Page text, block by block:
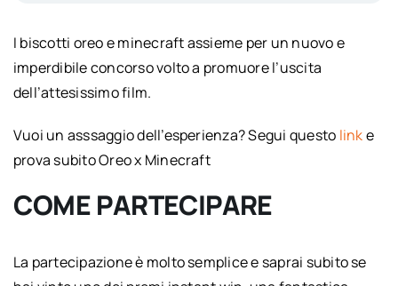
I biscotti oreo e minecraft assieme per un nuovo e
imperdibile concorso volto a promuore l’uscita
dell’attesissimo film.
Vuoi un asssaggio dell’esperienza? Segui questo linke
prova subito Oreo x Minecraft
COME PARTECIPARE
La partecipazione è molto semplice e saprai subito se